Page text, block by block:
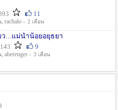
11
, rachalo - 2 เดือน
ว...แม่น้ำน้อยอยุธยา
9
, aberenger - 3 เดือน